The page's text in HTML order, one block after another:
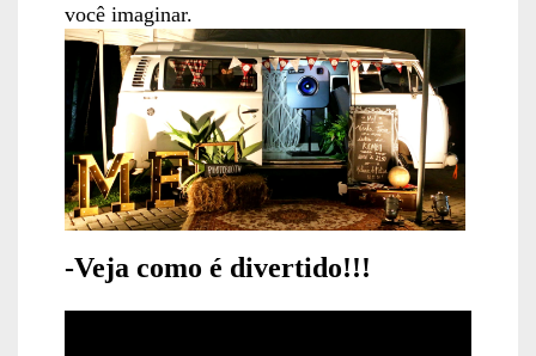
você imaginar.
-Veja como é divertido!!!